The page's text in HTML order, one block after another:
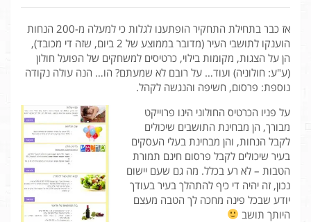
אז כבר בתחילת התחקיר הופתענו לגלות כי למעלה מ-200 הנחות
הוענקו לתושבי העיר (מדובר בממוצע של 2 ביום, שזה די מכובד),
הן על הצגות, מקומות בילוי, כרטיסים למשחקים של הפועל חולון
(ע"ע: חולוניה) ועוד… על רובם לא שמעתם? הו… הנה עולה נקודה
נוספת: פרסום, חשיפה והנגשה לקהל.
על פניו הכרטיס החולוני הינו פרוייקט
מבורך, הן מבחינת התושבים שיכולים
לקבל הנחות, והן מבחינת בעלי העסקים
בעיר שיכולים לקבל פרסום חינם תמורת
הטבות – לא רע בכלל. מה גם שעם יישום
נכון, זה יהיה די כיף להתהלך בעיר בעודך
יודע שבכל פינה מחכה לך הטבה מעצם
היותך תושב